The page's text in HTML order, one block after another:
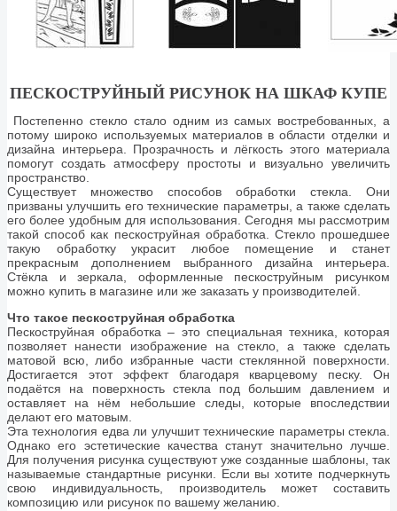
ПЕСКОСТРУЙНЫЙ РИСУНОК НА ШКАФ КУПЕ
Постепенно стекло стало одним из самых востребованных, а
потому широко используемых материалов в области отделки и
дизайна интерьера. Прозрачность и лёгкость этого материала
помогут создать атмосферу простоты и визуально увеличить
пространство.
Существует множество способов обработки стекла. Они
призваны улучшить его технические параметры, а также сделать
его более удобным для использования. Сегодня мы рассмотрим
такой способ как пескоструйная обработка. Стекло прошедшее
такую обработку украсит любое помещение и станет
прекрасным дополнением выбранного дизайна интерьера.
Стёкла и зеркала, оформленные пескоструйным рисунком
можно купить в магазине или же заказать у производителей.
Что такое пескоструйная обработка
Пескоструйная обработка – это специальная техника, которая
позволяет нанести изображение на стекло, а также сделать
матовой всю, либо избранные части стеклянной поверхности.
Достигается этот эффект благодаря кварцевому песку. Он
подаётся на поверхность стекла под большим давлением и
оставляет на нём небольшие следы, которые впоследствии
делают его матовым.
Эта технология едва ли улучшит технические параметры стекла.
Однако его эстетические качества станут значительно лучше.
Для получения рисунка существуют уже созданные шаблоны, так
называемые стандартные рисунки. Если вы хотите подчеркнуть
свою индивидуальность, производитель может составить
композицию или рисунок по вашему желанию.